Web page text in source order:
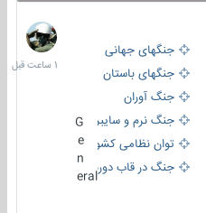
جنگهای جهانی
جنگهای باستان
جنگ آوران
جنگ نرم و سایبری
توان نظامی کشورها
جنگ در قاب دوربین
eral
1
ساعت
قبل